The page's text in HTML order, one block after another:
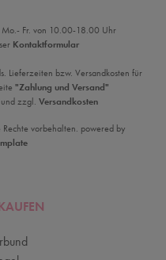
Mo.- Fr. von 10.00-18.00 Uhr
Kontaktformular
Lieferzeiten bzw. Versandkosten für
"Zahlung und Versand"
zzgl. Versandkosten
vorbehalten. powered by